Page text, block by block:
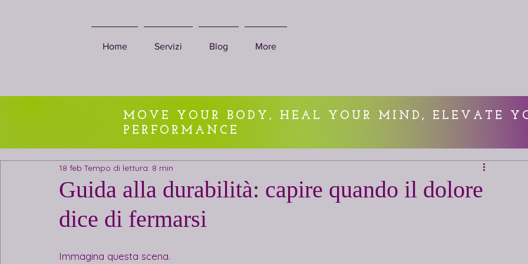
Home Servizi Blog More
MOVE YOUR BODY, HEAL YOUR MIND, ELEVATE
PERFORMANCE
Guida alla durabilità: capire quando il dolore
dice di fermarsi
18 feb Tempo di lettura: 8 min
Immagina questa scena.